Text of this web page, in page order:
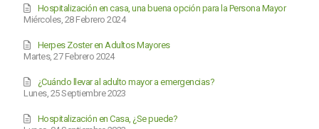
Miércoles, 28 Febrero 2024
Hospitalización en casa, una buena opción para la Persona Mayor
Martes, 27 Febrero 2024
Herpes Zoster en Adultos Mayores
Lunes, 25 Septiembre 2023
¿Cuándo llevar al adulto mayor a emergencias?
Hospitalización en Casa, ¿Se puede?